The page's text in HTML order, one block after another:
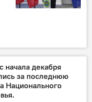
начала декабря
за последнюю
Национального